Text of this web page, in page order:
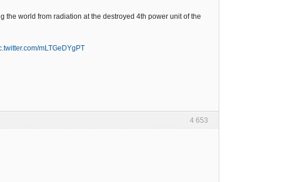
the world from radiation at the destroyed 4th power unit of the
mLTGeDYgPT
4 653